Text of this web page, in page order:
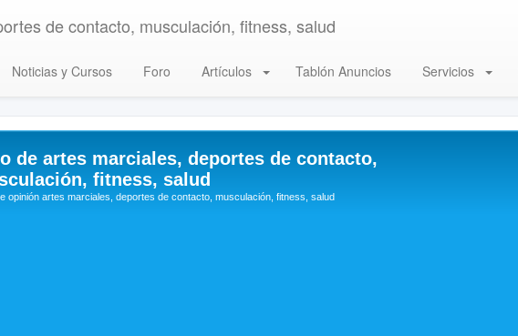
de contacto, musculación, fitness, salud
Noticias y Cursos Foro Artículos Tablón Anuncios Servicios
de artes marciales, deportes de contacto,
fitness, salud
opinión artes marciales, deportes de contacto, musculación, fitness, salud